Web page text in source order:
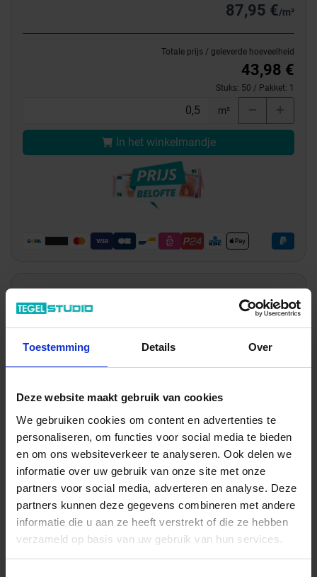
Toestemming Details Over
Deze website maakt gebruik van cookies
We gebruiken cookies om content en advertenties te
personaliseren, om functies voor social media te bieden
en om ons websiteverkeer te analyseren. Ook delen we
informatie over uw gebruik van onze site met onze
partners voor social media, adverteren en analyse. Deze
partners kunnen deze gegevens combineren met andere
informatie die u aan ze heeft verstrekt of die ze hebben
verzameld op basis van uw gebruik van hun services.
87,95 €/m²
Totale prijs / geleverde hoeveelheid
43,98 €
Stuks: 50 / Pakket: 1
m²
In het winkelmandje
Wil je graag een afspraak?
Onze verkoopspecialisten staan graag voor je klaar:
Di – Vr 09.00 – 18.00
Alcoceram Malaga Indrukken
Previous